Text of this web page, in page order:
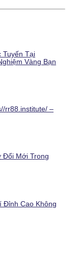
Tuyến Tại
Vàng Bạn
rr88.institute/ –
Đổi Mới Trong
Đỉnh Cao Không